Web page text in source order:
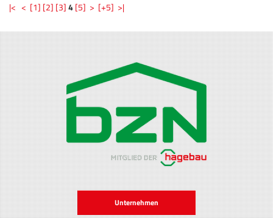
|< < [1] [2] [3]4[5] > [+5] >|
Unternehmen